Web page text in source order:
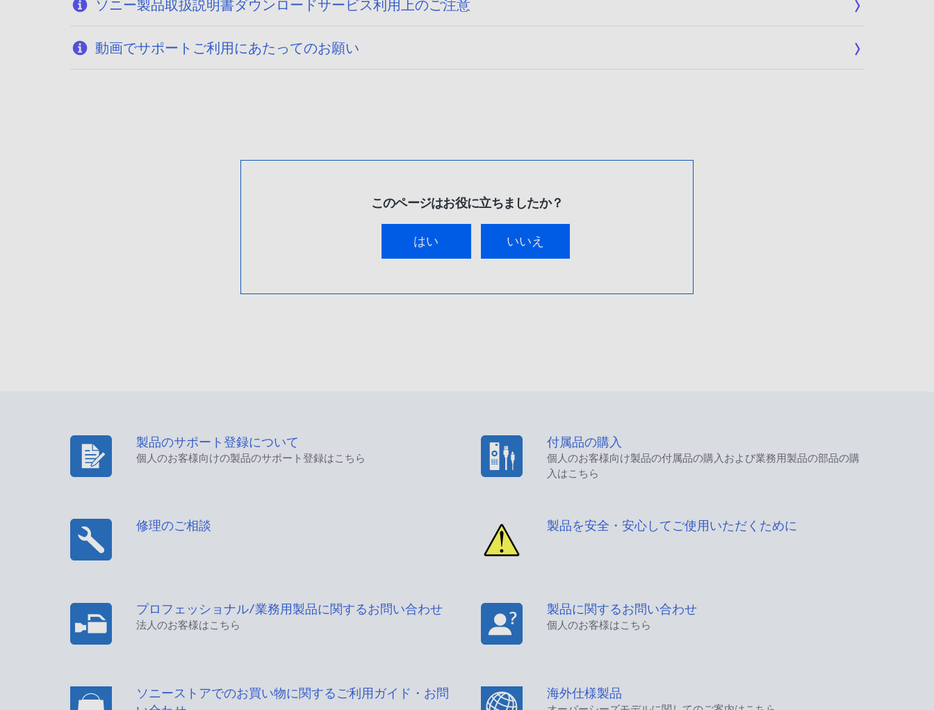
ソニー製品取扱説明書ダウンロードサービス利用上のご注意
動画でサポートご利用にあたってのお願い
このページはお役に立ちましたか？
はい いいえ
製品のサポート登録について
個人のお客様向けの製品のサポート登録はこちら
付属品の購入
個人のお客様向け製品の付属品の購入および業務用製品の部品の購
入はこちら
修理のご相談 製品を安全・安心してご使用いただくために
プロフェッショナル/業務用製品に関するお問い合わせ
法人のお客様はこちら
製品に関するお問い合わせ
個人のお客様はこちら
ソニーストアでのお買い物に関するご利用ガイド・お問
海外仕様製品